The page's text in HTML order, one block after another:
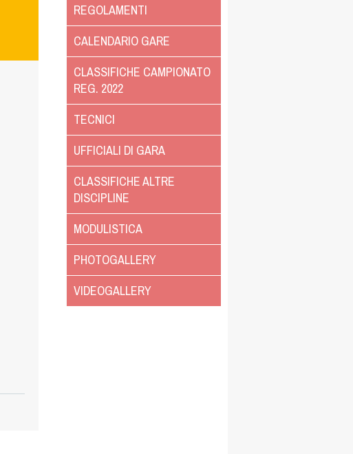
REGOLAMENTI
CALENDARIO GARE
CLASSIFICHE CAMPIONATO
REG. 2022
TECNICI
UFFICIALI DI GARA
CLASSIFICHE ALTRE
DISCIPLINE
MODULISTICA
PHOTOGALLERY
VIDEOGALLERY